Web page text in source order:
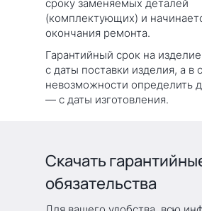
сроку заменяемых деталей
(комплектующих) и
окончания ремонта.
Гарантийный срок на
с даты поставки изделия, а в
невозможности определить
— с даты изготовления.
Скачать
обязательства